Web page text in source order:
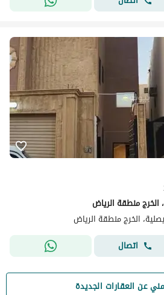
منطقة الرياض
الخرج منطقة الرياض
اتصال
عن العقارات الجديدة